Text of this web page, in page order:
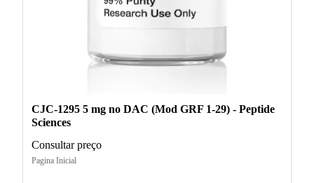
CJC-1295 5 mg no DAC (Mod GRF 1-29) - Peptide
Sciences
Consultar preço
Pagina Inicial